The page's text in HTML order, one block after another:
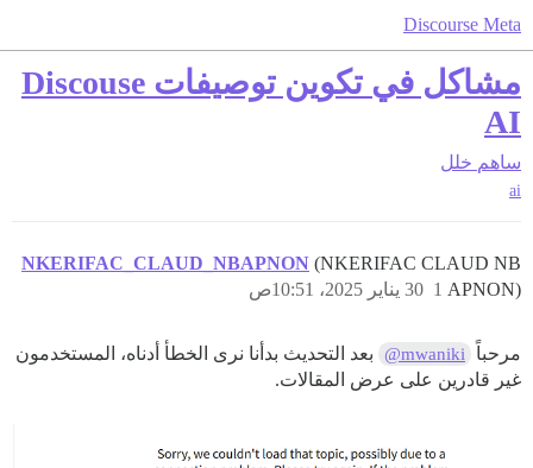
Discourse Meta
مشاكل في تكوين توصيفات Discouse
AI
ساهم خلل
ai
NKERIFAC_CLAUD_NBAPNON (NKERIFAC CLAUD NB
APNON)
30 يناير 2025، 10:51ص 1
مرحباً @mwaniki
بعد التحديث بدأنا نرى الخطأ أدناه، المستخدمون
غير قادرين على عرض المقالات.